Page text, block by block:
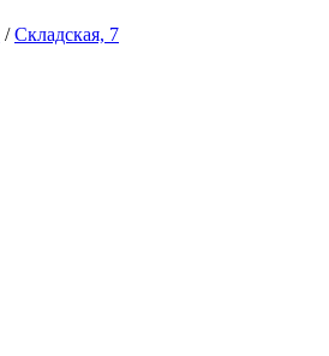
/Складская, 7